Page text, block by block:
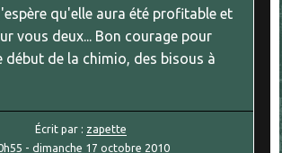
qu'elle aura été profitable et
vous deux... Bon courage pour
début de la chimio, des bisous à
Écrit par : zapette
-dimanche 17 octobre 2010